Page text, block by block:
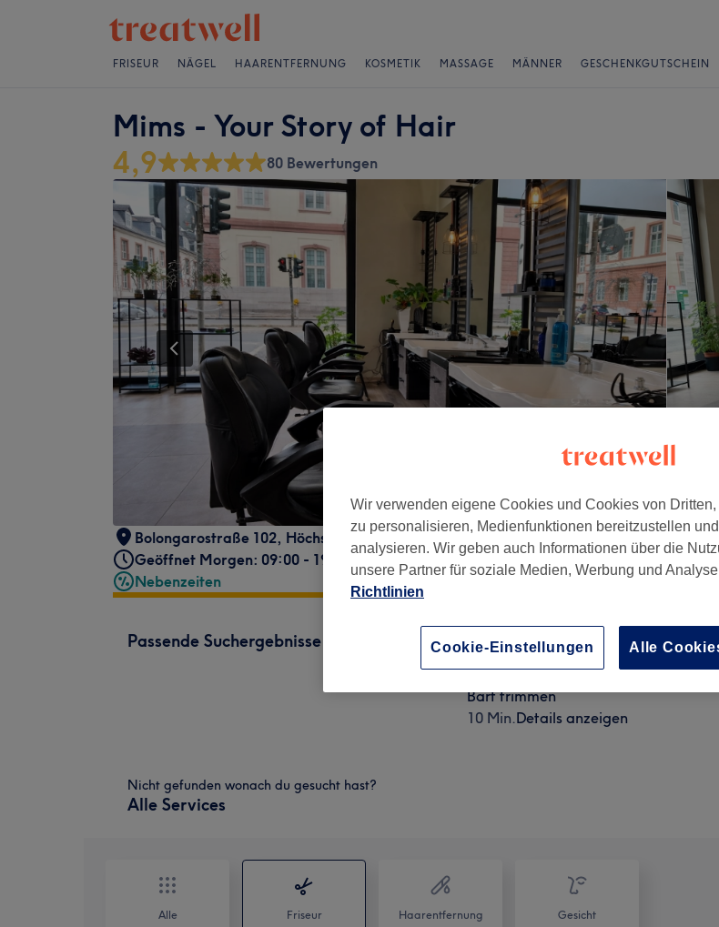
FRISEUR NÄGEL HAARENTFERNUNG KOSMETIK MASSAGE MÄNNER GESCHENKGUTSCHEIN
Mims - Your Story of Hair
4,9 80 Bewertungen
Bolongarostraße 102, Höchst Frankfurt am Main, 65929
Geöffnet Morgen: 09:00 - 19:00
Nebenzeiten
Passende Suchergebnisse
Nassrasur
Bart trimmen
10 Min.Details anzeigen
Nicht gefunden wonach du gesucht hast?
Alle Services
Alle Friseur Haarentfernung Gesicht
Wir verwenden eigene Cookies und Cookies von
zu personalisieren, Medienfunktionen bereitzustellen
analysieren. Wir geben auch Informationen über die
unsere Partner für soziale Medien, Werbung und
Richtlinien
Cookie-Einstellungen Alle